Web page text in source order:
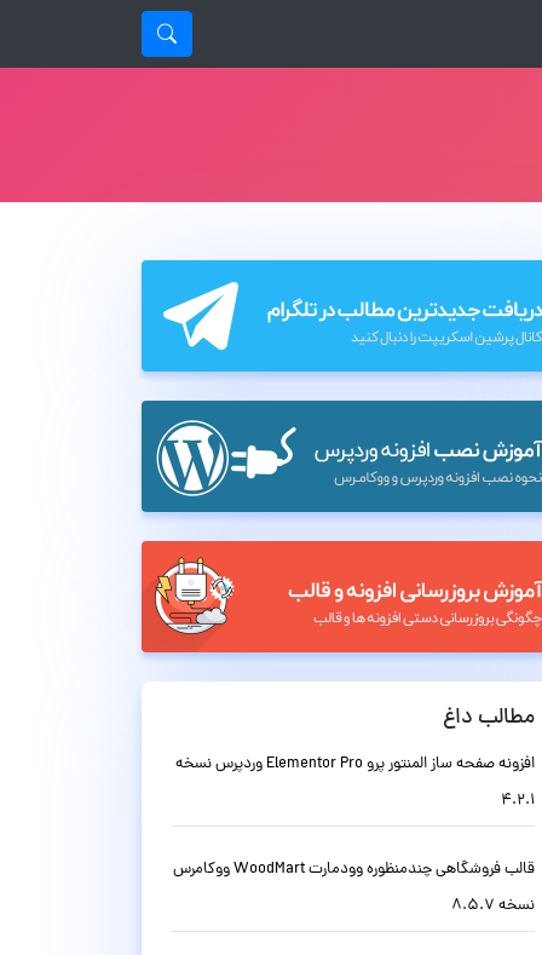
مطالب داغ
افزونه صفحه ساز المنتور پرو Elementor Pro وردپرس نسخه
4.2.1
قالب فروشگاهی چندمنظوره وودمارت WoodMart ووکامرس
نسخه 8.5.7